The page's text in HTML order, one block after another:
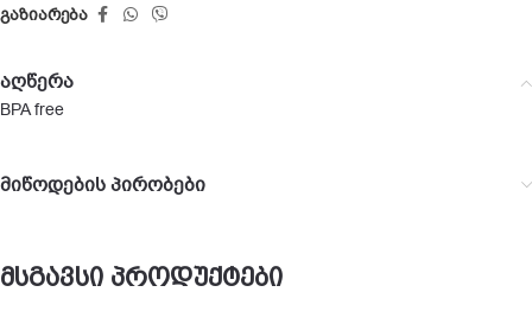
გაზიარება
აღწერა
BPA free
მიწოდების პირობები
მსგავსი პროდუქტები